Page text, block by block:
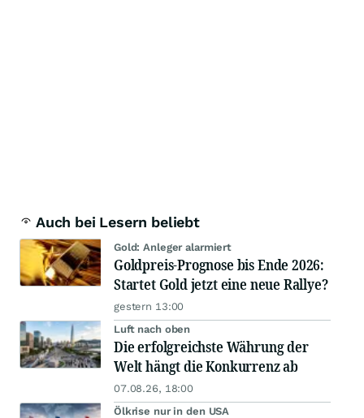
Auch bei Lesern beliebt
Gold: Anleger alarmiert
Goldpreis-Prognose bis Ende 2026:
Startet Gold jetzt eine neue Rallye?
gestern 13:00
Luft nach oben
Die erfolgreichste Währung der
Welt hängt die Konkurrenz ab
07.08.26, 18:00
Ölkrise nur in den USA